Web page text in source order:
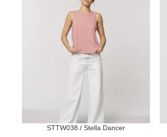
STTW038 / Stella Dancer